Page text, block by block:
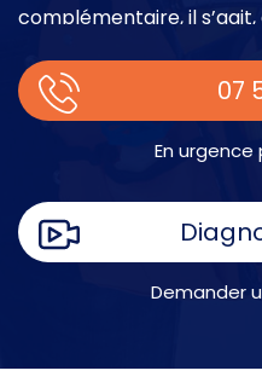
complémentaire, il s’agit,
place.
07
En
Demander